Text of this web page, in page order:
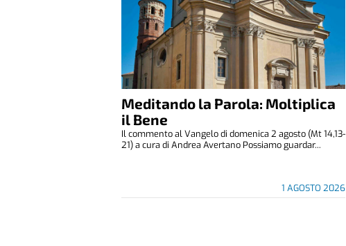
Meditando la Parola: Moltiplica
il Bene
1 AGOSTO 2026
Il commento al Vangelo di domenica 2 agosto (Mt 14,13-
21) a cura di Andrea Avertano Possiamo guardar...